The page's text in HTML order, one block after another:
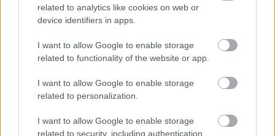
related to analytics like cookies on web or
device identifiers in apps.
I want to allow Google to enable storage
related to functionality of the website or app.
I want to allow Google to enable storage
related to personalization.
I want to allow Google to enable storage
related to security, including authentication